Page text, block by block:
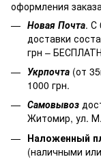
оформления заказа
Новая Почта. С
доставки
грн –
Укрпочта (от
1000 грн.
Самовывоз
Житомир, ул.
Наложенный
(наличными